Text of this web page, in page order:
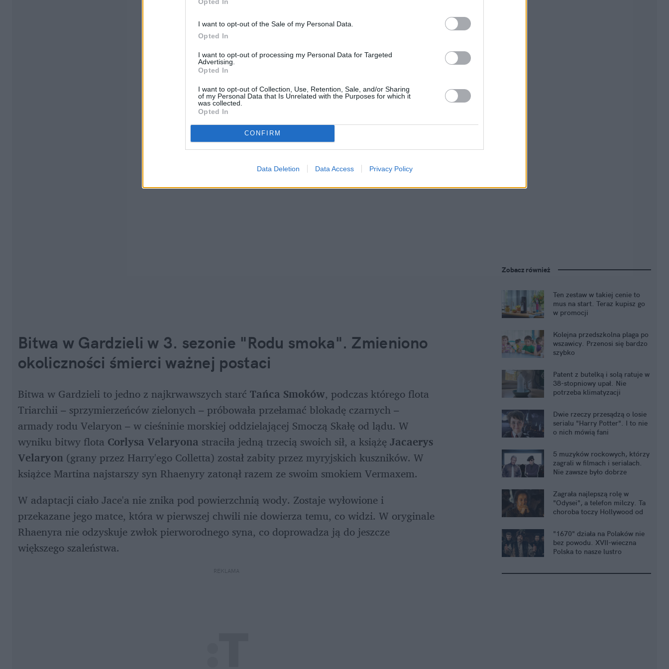
I want to opt-out of the Sale of my Personal Data.
Opted In
I want to opt-out of processing my Personal Data for Targeted
Advertising.
Opted In
I want to opt-out of Collection, Use, Retention, Sale, and/or Sharing
of my Personal Data that Is Unrelated with the Purposes for which it
was collected.
Opted In
CONFIRM
Data Deletion Data Access Privacy Policy
Bitwa w Gardzieli w 3. sezonie "Rodu smoka". Zmieniono
okoliczności śmierci ważnej postaci
Bitwa w Gardzieli to jedno z najkrwawszych starć Tańca Smoków, podczas którego flota
Triarchii – sprzymierzeńców zielonych – próbowała przełamać blokadę czarnych –
armady rodu Velaryon – w cieśninie morskiej oddzielającej Smoczą Skałę od lądu. W
wyniku bitwy flota Corlysa Velaryona straciła jedną trzecią swoich sił, a książę Jacaerys
Velaryon (grany przez Harry'ego Colletta) został zabity przez myryjskich kuszników. W
książce Martina najstarszy syn Rhaenyry zatonął razem ze swoim smokiem Vermaxem.
W adaptacji ciało Jace'a nie znika pod powierzchnią wody. Zostaje wyłowione i
przekazane jego matce, która w pierwszej chwili nie dowierza temu, co widzi. W oryginale
Rhaenyra nie odzyskuje zwłok pierworodnego syna, co doprowadza ją do jeszcze
większego szaleństwa.
REKLAMA
Zobacz również
Ten zestaw w takiej cenie to
mus na start. Teraz kupisz go
w promocji
Kolejna przedszkolna plaga po
wszawicy. Przenosi się bardzo
szybko
Patent z butelką i solą ratuje w
38-stopniowy upał. Nie
potrzeba klimatyzacji
Dwie rzeczy przesądzą o losie
serialu "Harry Potter". I to nie
o nich mówią fani
5 muzyków rockowych, którzy
zagrali w filmach i serialach.
Nie zawsze było dobrze
Zagrała najlepszą rolę w
"Odysei", a telefon milczy. Ta
choroba toczy Hollywood od
"1670" działa na Polaków nie
bez powodu. XVII-wieczna
Polska to nasze lustro